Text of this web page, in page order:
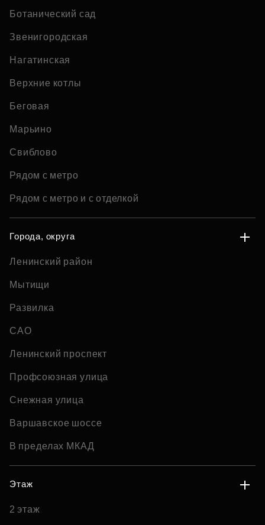
Ботанический сад
Звенигородская
Нагатинская
Верхние котлы
Беговая
Марьино
Свиблово
Рядом с метро
Рядом с метро и с отделкой
Города, округа
Ленинский район
Мытищи
Развилка
САО
Ленинский проспект
Профсоюзная улица
Снежная улица
Варшавское шоссе
В пределах МКАД
Этаж
2 этаж